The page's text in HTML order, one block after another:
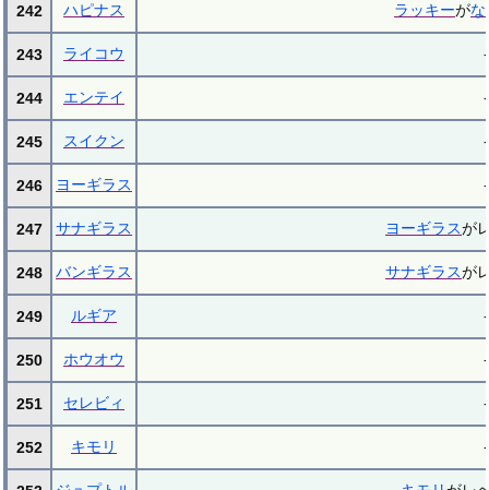
242 ハピナス ラッキーが
243 ライコウ -
244 エンテイ -
245 スイクン -
246 ヨーギラス -
247 サナギラス ヨーギラスが
248 バンギラス サナギラスが
249 ルギア -
250 ホウオウ -
251 セレビィ -
252 キモリ -